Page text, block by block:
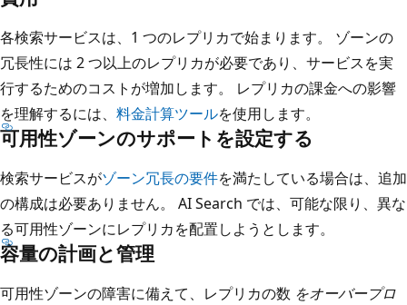
各検索サービスは、1 つのレプリカで始まります。 ゾーンの
冗長性には 2 つ以上のレプリカが必要であり、サービスを実
行するためのコストが増加します。 レプリカの課金への影響
を理解するには、 料金計算ツールを使用します。
可用性ゾーンのサポートを設定する
検索サービスがゾーン冗長の要件を満たしている場合は、追加
の構成は必要ありません。 AI Search では、可能な限り、異な
る可用性ゾーンにレプリカを配置しようとします。
容量の計画と管理
可用性ゾーンの障害に備えて、レプリカの数 をオーバープロ